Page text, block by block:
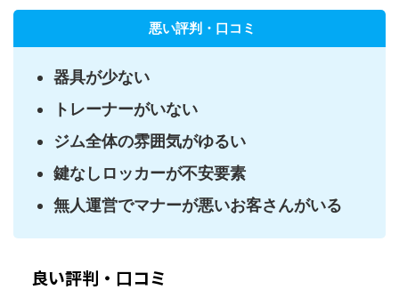
悪い評判・口コミ
器具が少ない
トレーナーがいない
ジム全体の雰囲気がゆるい
鍵なしロッカーが不安要素
無人運営でマナーが悪いお客さんがいる
良い評判・口コミ